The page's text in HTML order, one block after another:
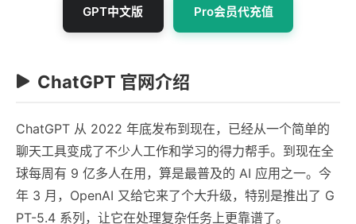
GPT中文版 Pro会员代充值
ChatGPT 官网介绍
ChatGPT 从 2022 年底发布到现在，已经从一个简单的
聊天工具变成了不少人工作和学习的得力帮手。到现在全
球每周有 9 亿多人在用，算是最普及的 AI 应用之一。今
年 3 月，OpenAI 又给它来了个大升级，特别是推出了 G
PT-5.4 系列，让它在处理复杂任务上更靠谱了。